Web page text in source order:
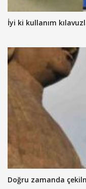
İyi ki kullanım
Doğru zamanda